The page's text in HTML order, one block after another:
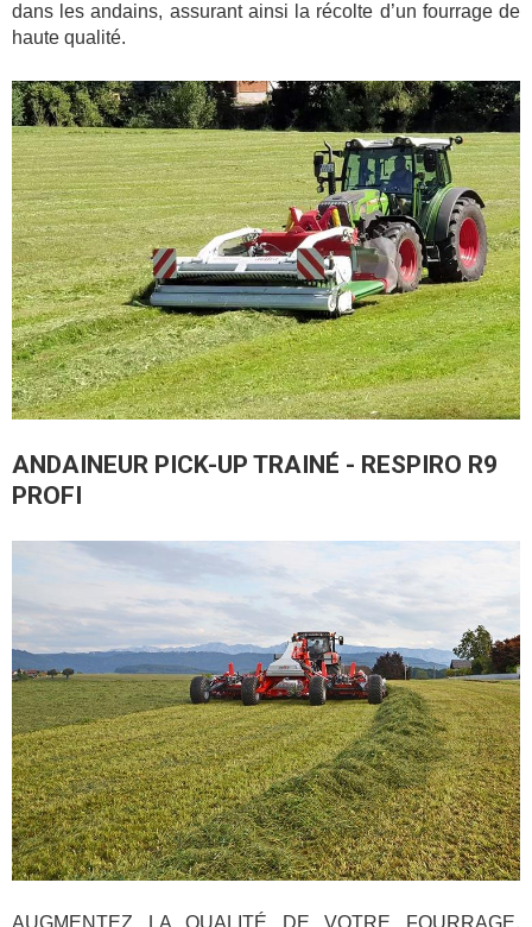
dans les andains, assurant ainsi la récolte d’un fourrage de
haute qualité.
ANDAINEUR PICK-UP TRAINÉ - RESPIRO R9
PROFI
AUGMENTEZ LA QUALITÉ DE VOTRE FOURRAGE.